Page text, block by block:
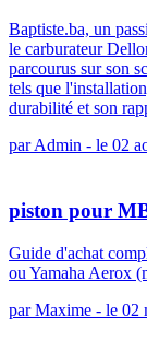
Baptiste.ba, un
le carburateur
parcourus sur son
tels que
durabilité et son
parAdmin - le 02
piston pour
Guide d'achat
ou Yamaha Aerox
parMaxime - le 02